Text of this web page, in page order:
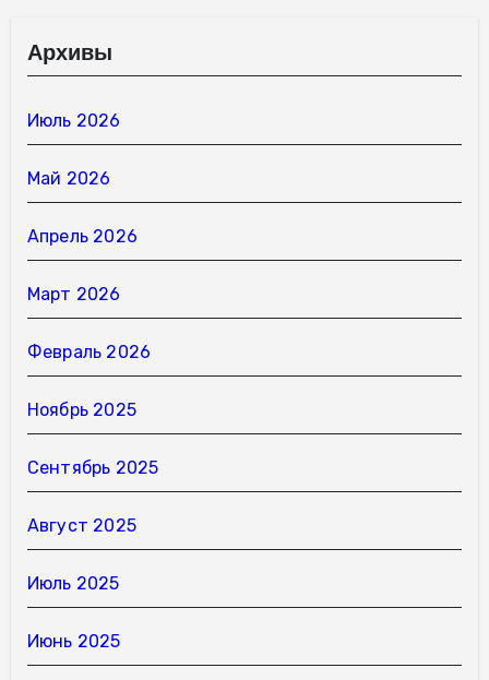
Архивы
Июль 2026
Май 2026
Апрель 2026
Март 2026
Февраль 2026
Ноябрь 2025
Сентябрь 2025
Август 2025
Июль 2025
Июнь 2025